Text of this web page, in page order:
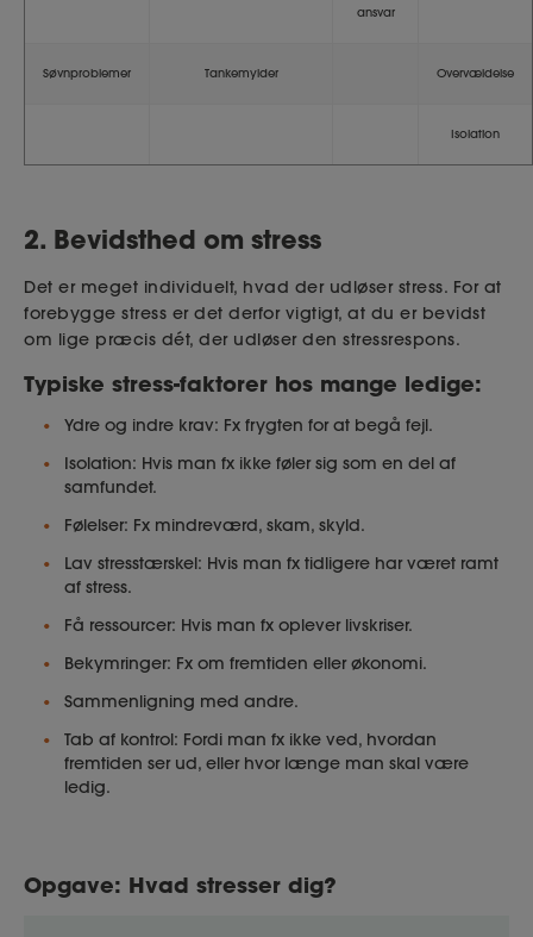
ansvar
Søvnproblemer Tankemylder Overvældelse
Isolation
2. Bevidsthed om stress
Det er meget individuelt, hvad der udløser stress. For at
forebygge stress er det derfor vigtigt, at du er bevidst
om lige præcis dét, der udløser den stressrespons.
Typiske stress-faktorer hos mange ledige:
Ydre og indre krav: Fx frygten for at begå fejl.
Isolation: Hvis man fx ikke føler sig som en del af
samfundet.
Følelser: Fx mindreværd, skam, skyld.
Lav stresstærskel: Hvis man fx tidligere har været ramt
af stress.
Få ressourcer: Hvis man fx oplever livskriser.
Bekymringer: Fx om fremtiden eller økonomi.
Sammenligning med andre.
Tab af kontrol: Fordi man fx ikke ved, hvordan
fremtiden ser ud, eller hvor længe man skal være
ledig.
Opgave: Hvad stresser dig?